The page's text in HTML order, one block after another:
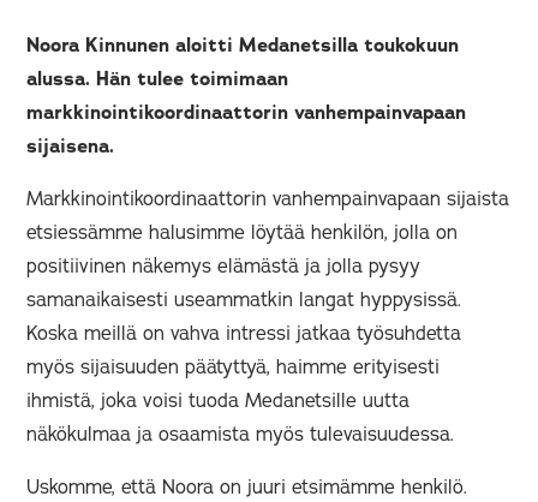
Noora Kinnunen aloitti Medanetsilla toukokuun
alussa. Hän tulee toimimaan
markkinointikoordinaattorin vanhempainvapaan
sijaisena.
Markkinointikoordinaattorin vanhempainvapaan sijaista
etsiessämme halusimme löytää henkilön, jolla on
positiivinen näkemys elämästä ja jolla pysyy
samanaikaisesti useammatkin langat hyppysissä.
Koska meillä on vahva intressi jatkaa työsuhdetta
myös sijaisuuden päätyttyä, haimme erityisesti
ihmistä, joka voisi tuoda Medanetsille uutta
näkökulmaa ja osaamista myös tulevaisuudessa.
Uskomme, että Noora on juuri etsimämme henkilö.